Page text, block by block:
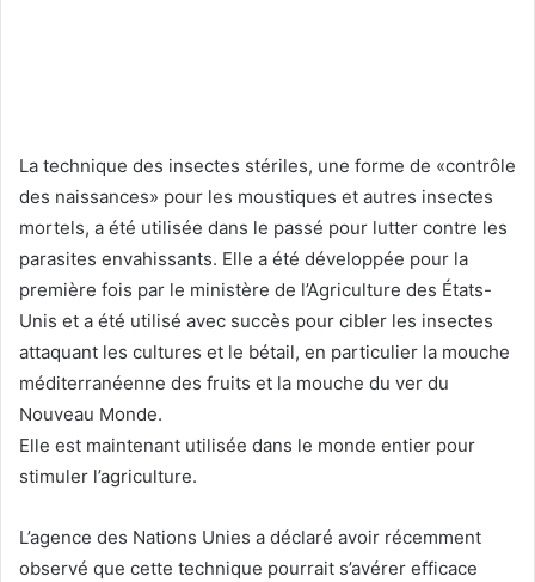
La technique des insectes stériles, une forme de «contrôle
des naissances» pour les moustiques et autres insectes
mortels, a été utilisée dans le passé pour lutter contre les
parasites envahissants. Elle a été développée pour la
première fois par le ministère de l’Agriculture des États-
Unis et a été utilisé avec succès pour cibler les insectes
attaquant les cultures et le bétail, en particulier la mouche
méditerranéenne des fruits et la mouche du ver du
Nouveau Monde.
Elle est maintenant utilisée dans le monde entier pour
stimuler l’agriculture.
L’agence des Nations Unies a déclaré avoir récemment
observé que cette technique pourrait s’avérer efficace